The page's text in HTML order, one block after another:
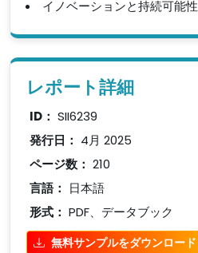
イノベーションと持続可能性
レポート詳細
ID： SII6239
発行日： 4月 2025
ページ数： 210
言語： 日本語
形式： PDF、データブック
無料サンプルをダウンロード